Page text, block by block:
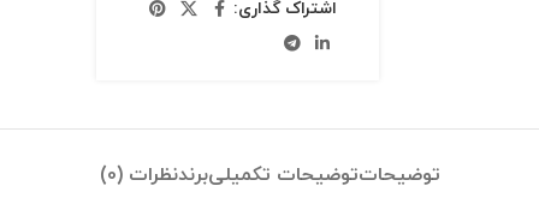
اشتراک گذاری:
توضیحاتتوضیحات تکمیلیبرندنظرات (0)